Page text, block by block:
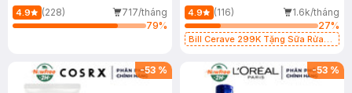
500ml
4.9 (228)
717/tháng
79%
473ml
4.9 (116)
1.6k/tháng
27%
Bill Cerave 299K Tặng Sữa Rửa
-53 % -53 %